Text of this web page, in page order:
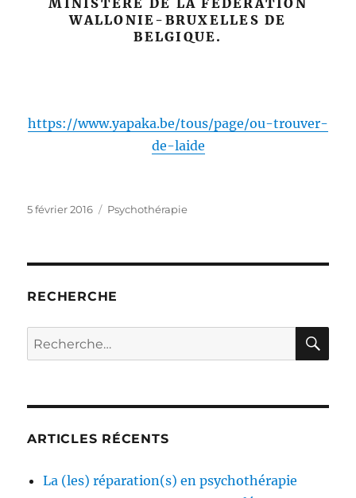
MINISTÈRE DE LA FÉDÉRATION
WALLONIE-BRUXELLES DE
BELGIQUE.
https://www.yapaka.be/tous/page/ou-trouver-
de-laide
Publié
5 février 2016 Catégories
Psychothérapie
RECHERCHE
Recherche
pour :
ARTICLES RÉCENTS
La (les) réparation(s) en psychothérapie